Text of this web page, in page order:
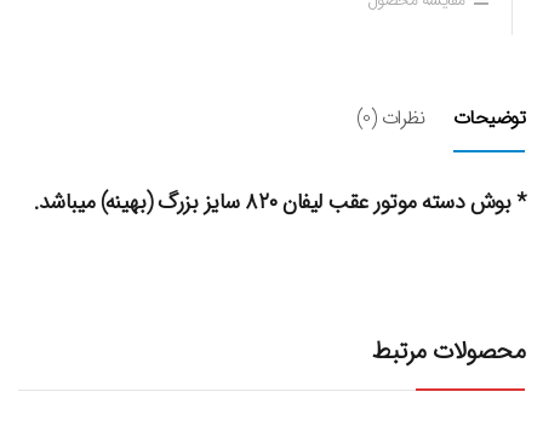
820
توضیحات نظرات (0)
* بوش دسته موتور عقب لیفان ۸۲۰ سایز بزرگ (بهینه) میباشد.
محصولات مرتبط